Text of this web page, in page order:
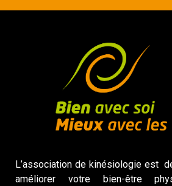
L’association de kinésiologie est
améliorer votre bien-être